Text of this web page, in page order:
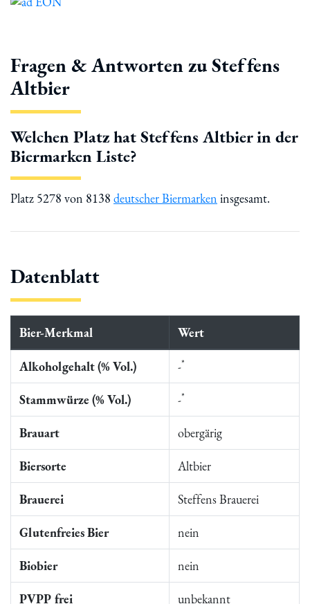
Fragen & Antworten zu Steffens
Altbier
Welchen Platz hat Steffens Altbier in der
Biermarken Liste?
Platz 5278 von 8138 deutscher Biermarken insgesamt.
Datenblatt
Bier-Merkmal Wert
Alkoholgehalt (% Vol.) -*
Stammwürze (% Vol.) -*
Brauart obergärig
Biersorte Altbier
Brauerei Steffens Brauerei
Glutenfreies Bier nein
Biobier nein
PVPP frei unbekannt